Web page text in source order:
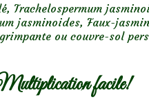
Trachelospermum
jasminoides, Faux-
ou couvre-sol
facile!